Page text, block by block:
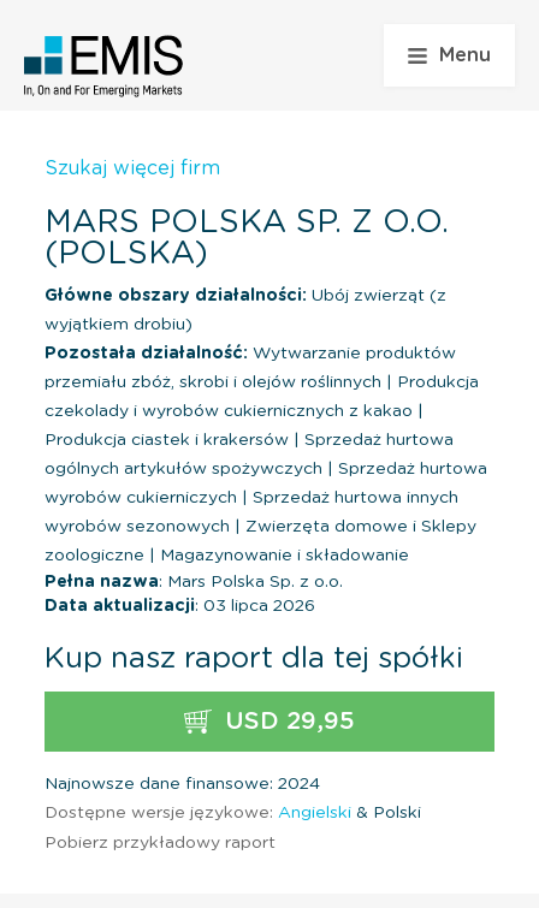
Menu
Szukaj więcej firm
MARS POLSKA SP. Z O.O.
(POLSKA)
Główne obszary działalności: Ubój zwierząt (z
wyjątkiem drobiu)
Pozostała działalność: Wytwarzanie produktów
przemiału zbóż, skrobi i olejów roślinnych
Produkcja
czekolady i wyrobów cukiernicznych z kakao
Produkcja ciastek i krakersów
Sprzedaż hurtowa
ogólnych artykułów spożywczych
Sprzedaż hurtowa
wyrobów cukierniczych
Sprzedaż hurtowa innych
wyrobów sezonowych
Zwierzęta domowe i Sklepy
zoologiczne
Magazynowanie i składowanie
Pełna nazwa: Mars Polska Sp. z o.o.
Data aktualizacji: 03 lipca 2026
Kup nasz raport dla tej spółki
USD 29,95
Najnowsze dane finansowe: 2024
Dostępne wersje językowe: Angielski & Polski
Pobierz przykładowy raport